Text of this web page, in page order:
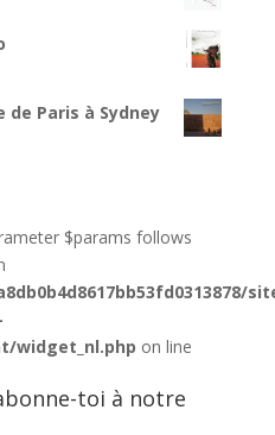
de Paris à Sydney
$params follows
widget_nl.php on line
toi à notre